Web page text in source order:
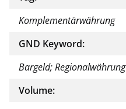
Komplementärwährung
GND Keyword:
Bargeld; Regionalwährung
Volume: